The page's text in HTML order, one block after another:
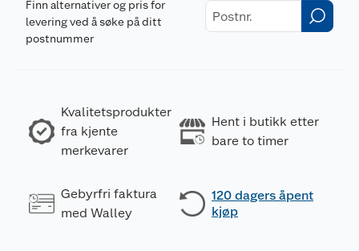
Finn alternativer og pris for
levering ved å søke på ditt
postnummer
Kvalitetsprodukter
fra kjente
merkevarer
Hent i butikk etter
bare to timer
Gebyrfri faktura
med Walley
120 dagers åpent
kjøp